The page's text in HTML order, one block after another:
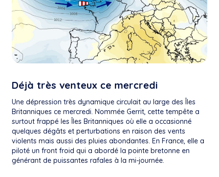
Déjà très venteux ce mercredi
Une dépression très dynamique circulait au large des Îles
Britanniques ce mercredi. Nommée Gerrit, cette tempête a
surtout frappé les Îles Britanniques où elle a occasionné
quelques dégâts et perturbations en raison des vents
violents mais aussi des pluies abondantes. En France, elle a
piloté un front froid qui a abordé la pointe bretonne en
générant de puissantes rafales à la mi-journée.